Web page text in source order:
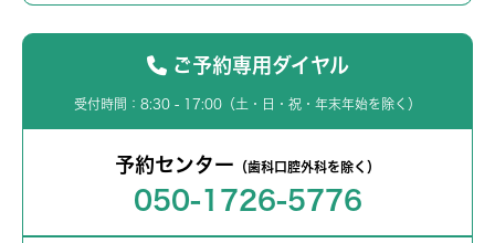
ご予約専用ダイヤル
受付時間：8:30 - 17:00（土・日・祝・年末年始を除く）
予約センター （歯科口腔外科を除く）
050-1726-5776